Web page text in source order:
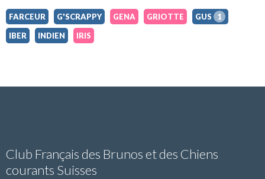
FARCEUR G'SCRAPPY GENA GRIOTTE GUS
1
IBER
INDIEN IRIS
Club Français des Brunos et des Chiens
courants Suisses